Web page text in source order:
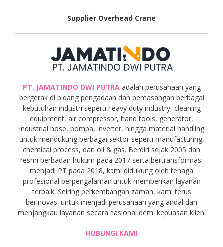
Supplier Overhead Crane
PT. JAMATINDO DWI PUTRA adalah perusahaan yang
bergerak di bidang pengadaan dan pemasangan berbagai
kebutuhan industri seperti heavy duty industry, cleaning
equipment, air compressor, hand tools, generator,
industrial hose, pompa, inverter, hingga material handling
untuk mendukung berbagai sektor seperti manufacturing,
chemical process, dan oil & gas. Berdiri sejak 2005 dan
resmi berbadan hukum pada 2017 serta bertransformasi
menjadi PT pada 2018, kami didukung oleh tenaga
profesional berpengalaman untuk memberikan layanan
terbaik. Seiring perkembangan zaman, kami terus
berinovasi untuk menjadi perusahaan yang andal dan
menjangkau layanan secara nasional demi kepuasan klien.
HUBUNGI KAMI